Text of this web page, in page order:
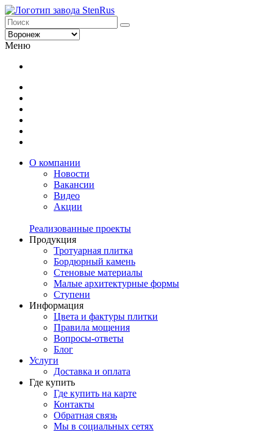
Меню
О компании
Новости
Вакансии
Видео
Акции
Реализованные проекты
Продукция
Тротуарная плитка
Бордюрный камень
Стеновые материалы
Малые архитектурные формы
Ступени
Информация
Цвета и фактуры плитки
Правила мощения
Вопросы-ответы
Блог
Услуги
Доставка и оплата
Где купить
Где купить на карте
Контакты
Обратная связь
Мы в социальных сетях